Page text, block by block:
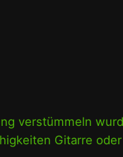
verstümmeln
Gitarre oder